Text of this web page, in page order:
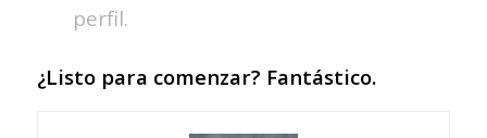
perfil.
¿Listo para comenzar? Fantástico.